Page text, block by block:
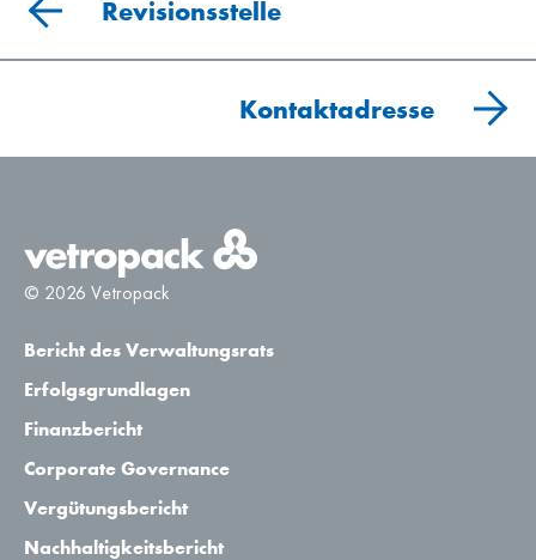
Revisionsstelle
Kontaktadresse
© 2026 Vetropack
Bericht des Verwaltungsrats
Erfolgsgrundlagen
Finanzbericht
Corporate Governance
Vergütungsbericht
Nachhaltigkeitsbericht